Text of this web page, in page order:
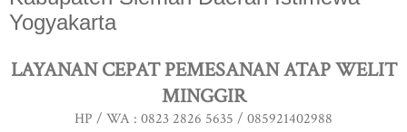
Yogyakarta
LAYANAN CEPAT PEMESANAN ATAP WELIT
MINGGIR
HP / WA : 0823 2826 5635 / 085921402988